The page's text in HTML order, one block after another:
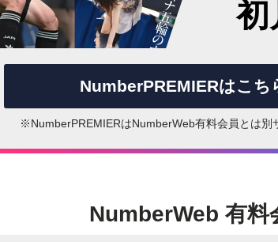
初
NumberPREMIERはこち
※NumberPREMIERはNumberWeb有料会員とは別
NumberWeb 有料